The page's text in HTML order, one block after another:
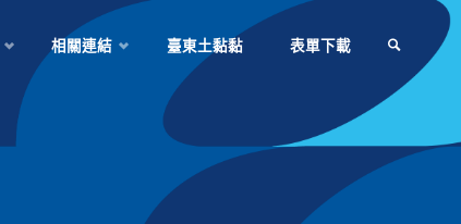
相關連結 臺東土黏黏 表單下載